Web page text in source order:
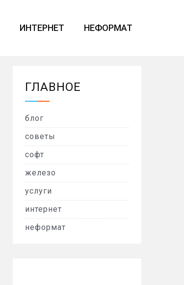
ИНТЕРНЕТ НЕФОРМАТ
ГЛАВНОЕ
блог
советы
софт
железо
услуги
интернет
неформат